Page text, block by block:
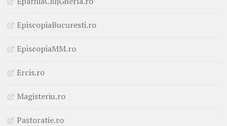
EpiscopiaBucuresti.ro
EpiscopiaMM.ro
Ercis.ro
Magisteriu.ro
Pastoratie.ro